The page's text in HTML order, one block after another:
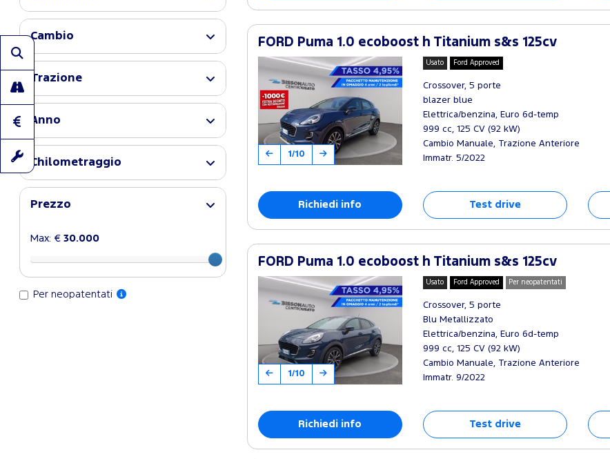
Cambio
Trazione
Anno
Chilometraggio
Prezzo
Max: € 30.000
Per neopatentati
FORD Puma 1.0 ecoboost h Titanium s&s 125cv
1/10
Usato Ford Approved
Crossover, 5 porte
blazer blue
Elettrica/benzina, Euro 6d-temp
999 cc, 125 CV (92 kW)
Cambio Manuale, Trazione Anteriore
Immatr. 5/2022
Richiedi info Test drive
FORD Puma 1.0 ecoboost h Titanium s&s 125cv
1/10
Usato Ford Approved Per neopatentati
Crossover, 5 porte
Blu Metallizzato
Elettrica/benzina, Euro 6d-temp
999 cc, 125 CV (92 kW)
Cambio Manuale, Trazione Anteriore
Immatr. 9/2022
Richiedi info Test drive